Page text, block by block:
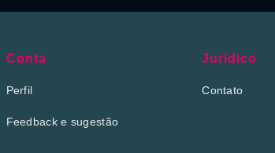
Conta
Perfil
Feedback e sugestão
Jurídico
Contato